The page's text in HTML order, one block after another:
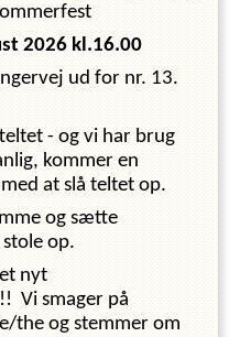
2026 kl.16.00
ud for nr. 13.
- og vi har brug
kommer en
at slå teltet op.
og sætte
op.
nyt
Vi smager på
the og stemmer om